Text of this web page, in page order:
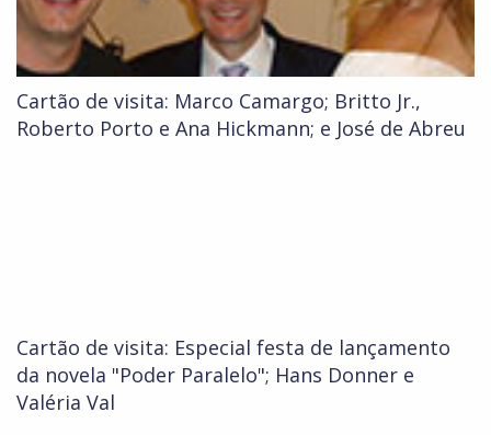
Cartão de visita: Marco Camargo; Britto Jr.,
Roberto Porto e Ana Hickmann; e José de Abreu
Cartão de visita: Especial festa de lançamento
da novela "Poder Paralelo"; Hans Donner e
Valéria Val